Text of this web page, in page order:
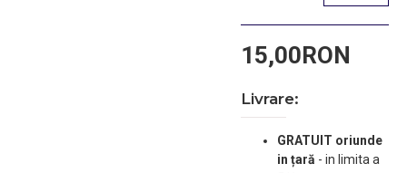
15,00RON
Livrare:
GRATUIT oriunde
in țară - in limita a